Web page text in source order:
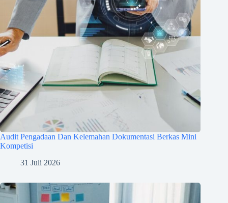
Audit Pengadaan Dan Kelemahan Dokumentasi Berkas Mini
Kompetisi
31 Juli 2026